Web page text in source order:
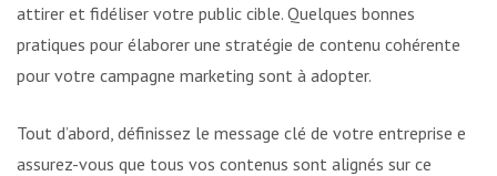
attirer et fidéliser votre public cible. Quelques bonnes
pratiques pour élaborer une stratégie de contenu cohérente
pour votre campagne marketing sont à adopter.
Tout d’abord, définissez le message clé de votre entreprise et
assurez-vous que tous vos contenus sont alignés sur ce